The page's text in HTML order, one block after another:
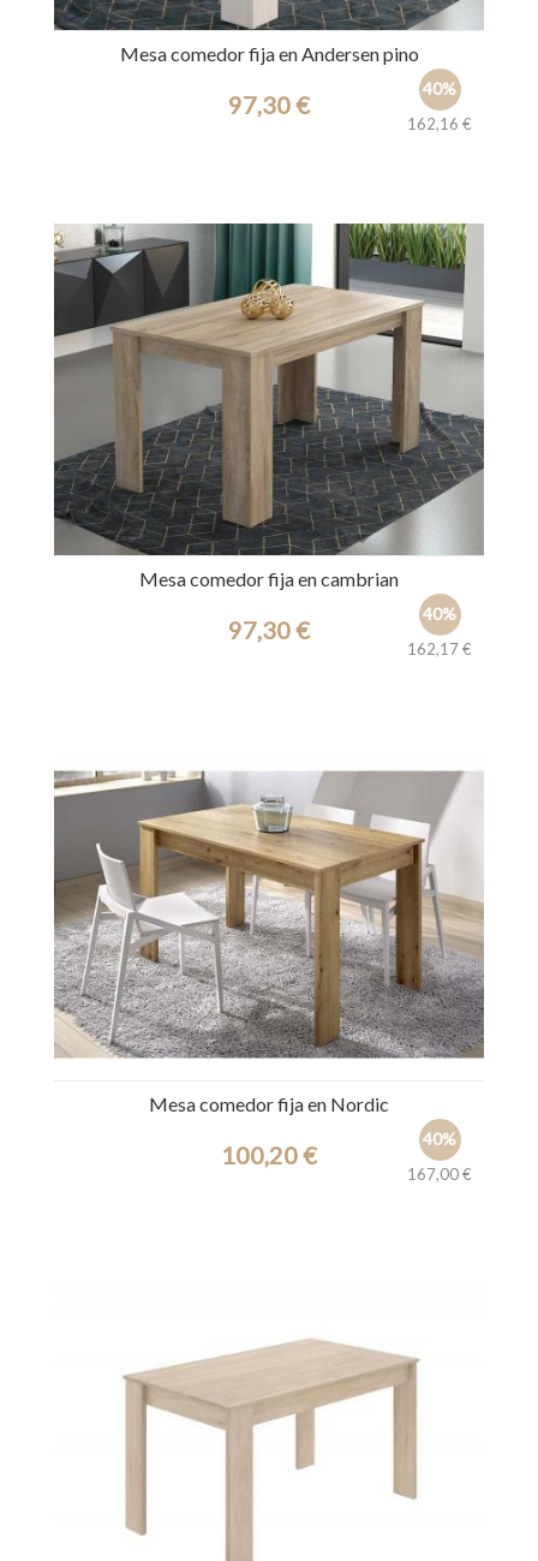
Mesa comedor fija en Andersen pino
40%
162,16 €
97,30 €
Mesa comedor fija en cambrian
40%
162,17 €
97,30 €
Mesa comedor fija en Nordic
40%
167,00 €
100,20 €